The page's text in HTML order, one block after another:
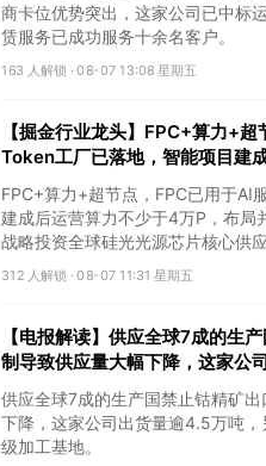
商卡位优势突出，这家公司已中标
赁服务已成功服务十余名客户。
163 人解锁 ·08-07 13:08 星期五
【掘金行业龙头】FPC+算力+
Token工厂已落地，智能项目建
司布局并成功研发国产超节点系统
FPC+算力+超节点，FPC已用于AI
建成后运营算力不少于4万P，布局
战略投资全球硅光光源芯片核心供应
312 人解锁 ·08-07 11:31 星期五
【电报解读】供应全球7成的生
制导致供应量大幅下降，这家公
供应全球7成的生产国禁止钴精矿
下降，这家公司出货量逾4.5万吨
级加工基地。